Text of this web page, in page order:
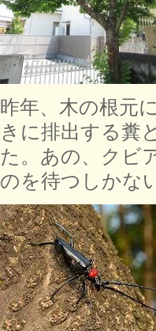
昨年、木の根元
きに排出する糞
た。あの、クビ
のを待つしかな